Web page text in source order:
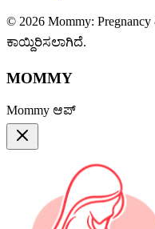
© 2026 Mommy: Pregnancy
ಕಾಯ್ದಿರಿಸಲಾಗಿದೆ.
MOMMY
Mommy ಆಪ್